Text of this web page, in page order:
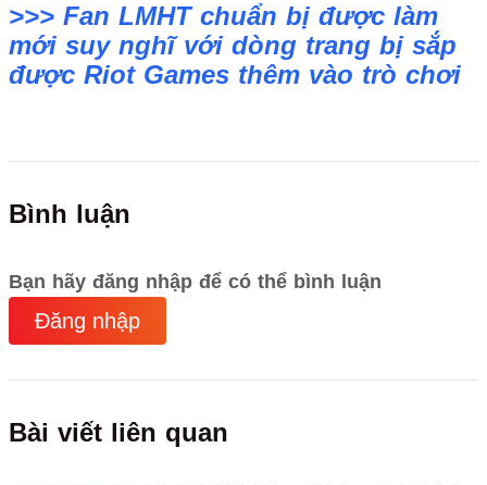
>>> Fan LMHT chuẩn bị được làm
mới suy nghĩ với dòng trang bị sắp
được Riot Games thêm vào trò chơi
Bình luận
Bạn hãy đăng nhập để có thể bình luận
Đăng nhập
Bài viết liên quan